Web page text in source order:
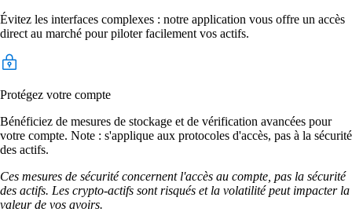
Évitez les interfaces complexes : notre application vous offre un accès
direct au marché pour piloter facilement vos actifs.
Protégez votre compte
Bénéficiez de mesures de stockage et de vérification avancées pour
votre compte. Note : s'applique aux protocoles d'accès, pas à la sécurité
des actifs.
Ces mesures de sécurité concernent l'accès au compte, pas la sécurité
des actifs. Les crypto-actifs sont risqués et la volatilité peut impacter la
valeur de vos avoirs.